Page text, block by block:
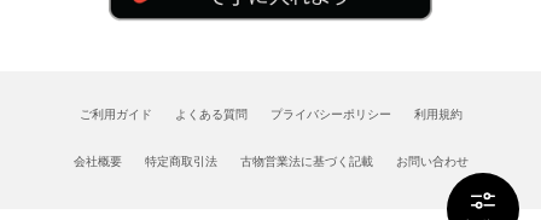
ご利用ガイド よくある質問 プライバシーポリシー 利用規約
会社概要 特定商取引法 古物営業法に基づく記載 お問い合わせ